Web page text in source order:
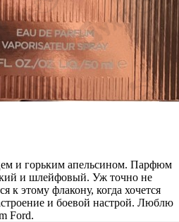
и горьким апельсином. Парфюм
и шлейфовый. Уж точно не
к этому флакону, когда хочется
и боевой настрой. Люблю
Ford.